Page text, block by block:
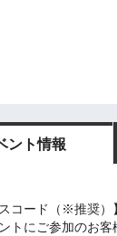
ント情報
スコード（※推奨）】
トにご参加のお